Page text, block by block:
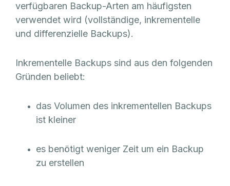
verfügbaren Backup-Arten am häufigsten
verwendet wird (vollständige, inkrementelle
und differenzielle Backups).
Inkrementelle Backups sind aus den folgenden
Gründen beliebt:
das Volumen des inkrementellen Backups
ist kleiner
es benötigt weniger Zeit um ein Backup
zu erstellen